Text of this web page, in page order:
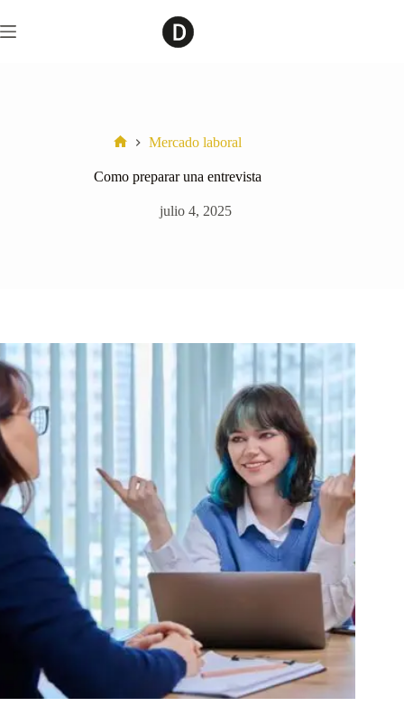
al
contenido
Mercado laboral
Como preparar una entrevista
julio 4, 2025